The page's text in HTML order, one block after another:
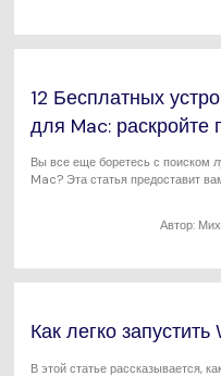
12 Бесплатных
для Mac: раскройте
Вы все еще боретесь с поиском
Mac? Эта статья предоставит
Автор:
Как легко
В этой статье рассказывается,